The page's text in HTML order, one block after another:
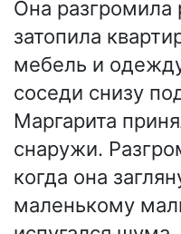
Она разгромила
затопила
мебель и
соседи снизу
Маргарита
снаружи.
когда она
маленькому